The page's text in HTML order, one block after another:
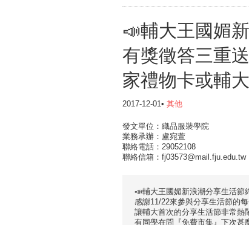
📣輔大王國媚
有獎徵答三重
家禮物卡或輔
2017-12-01• 其他
發文單位：織品服裝學院
業務承辦：盧宛萱
聯絡電話：29052108
聯絡信箱：fj03573@mail.fju.edu.tw
📣輔大王國媚新浪潮分享生活節
感謝11/22來參與分享生活節的
讓輔大首次的分享生活節非常熱
有同學在問『免費市集』下次甚